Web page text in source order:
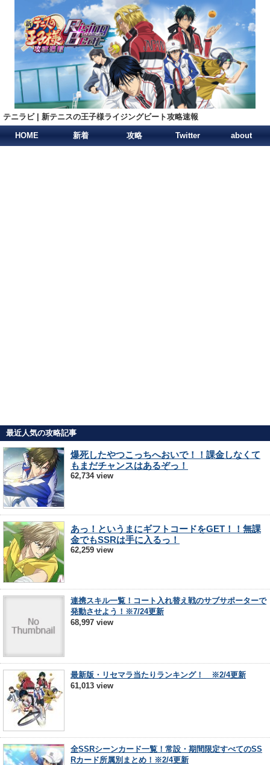
テニラビ | 新テニスの王子様ライジングビート攻略速報
HOME 新着 攻略 Twitter about
最近人気の攻略記事
爆死したやつこっちへおいで！！課金しなくて
もまだチャンスはあるぞっ！
62,734 view
あっ！というまにギフトコードをGET！！無課
金でもSSRは手に入るっ！
62,259 view
連携スキル一覧！コート入れ替え戦のサブサポーターで
発動させよう！※7/24更新
68,997 view
最新版・リセマラ当たりランキング！ ※2/4更新
61,013 view
全SSRシーンカード一覧！常設・期間限定すべてのSS
Rカード所属別まとめ！※2/4更新